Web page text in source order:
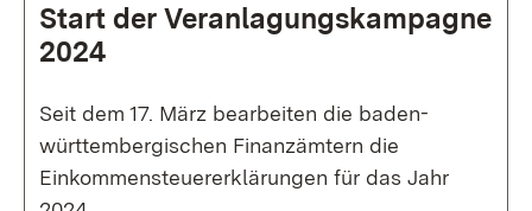
Start der Veranlagungskampagne
2024
Seit dem 17. März bearbeiten die baden-
württembergischen Finanzämtern die
Einkommensteuererklärungen für das Jahr